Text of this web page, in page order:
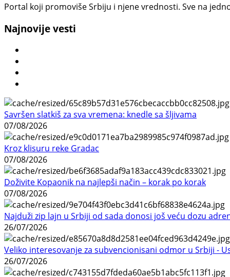
Portal koji promoviše Srbiju i njene vrednosti. Sve na
Najnovije vesti
Savršen slatkiš za sva vremena: knedle sa šljivama
07/08/2026
Kroz klisuru reke Gradac
07/08/2026
Doživite Kopaonik na najlepši način – korak po korak
07/08/2026
Najduži zip lajn u Srbiji od sada donosi još veću dozu
26/07/2026
Veliko interesovanje za subvencionisani odmor u Srbiji -
26/07/2026